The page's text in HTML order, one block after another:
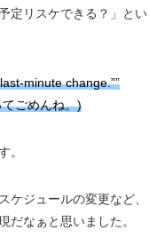
定リスケできる？」と
minute change.””
ごめんね。)
。
ケジュールの変更など
だなぁと思いました。